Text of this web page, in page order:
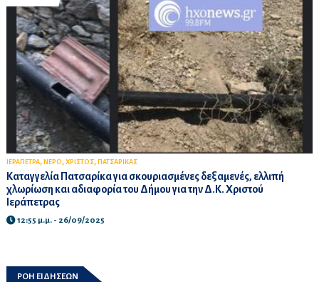
ΙΕΡΑΠΕΤΡΑ, ΝΕΡΟ, ΧΡΙΣΤΟΣ, ΠΑΤΣΑΡΙΚΑΣ
Καταγγελία Πατσαρίκα για σκουριασμένες δεξαμενές, ελλιπή
χλωρίωση και αδιαφορία του Δήμου για την Δ.Κ. Χριστού
Ιεράπετρας
12:55 μ.μ. - 26/09/2025
ΡΟΗ ΕΙΔΗΣΕΩΝ